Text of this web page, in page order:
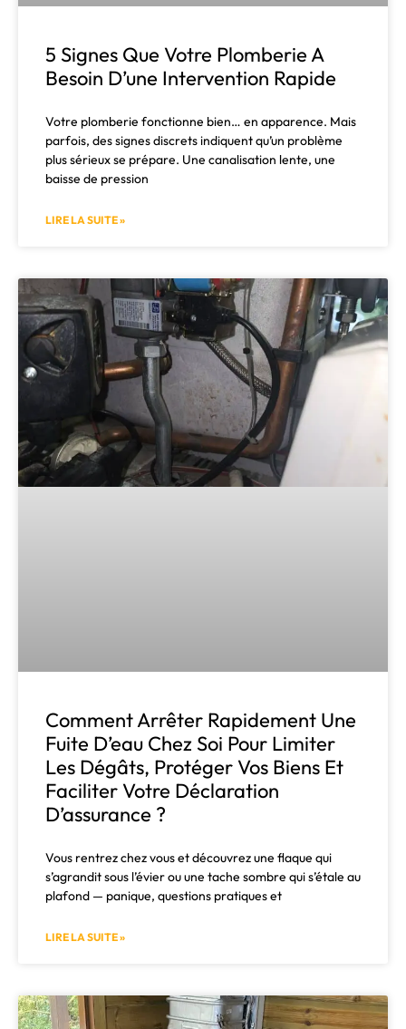
5 Signes Que Votre Plomberie A
Besoin D’une Intervention Rapide
Votre plomberie fonctionne bien… en apparence. Mais
parfois, des signes discrets indiquent qu’un problème
plus sérieux se prépare. Une canalisation lente, une
baisse de pression
LIRE LA SUITE »
Comment Arrêter Rapidement Une
Fuite D’eau Chez Soi Pour Limiter
Les Dégâts, Protéger Vos Biens Et
Faciliter Votre Déclaration
D’assurance ?
Vous rentrez chez vous et découvrez une flaque qui
s’agrandit sous l’évier ou une tache sombre qui s’étale au
plafond — panique, questions pratiques et
LIRE LA SUITE »